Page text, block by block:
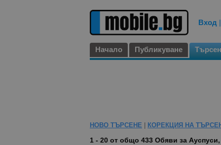
Вход |
Начало Публикуване
НОВО ТЪРСЕНЕ КОРЕКЦИЯ НА
1 - 20 от общо 433 Обяви за